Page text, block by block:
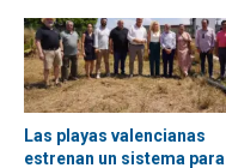
Las playas valencianas
estrenan un sistema para